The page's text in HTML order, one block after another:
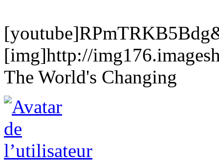
[img]http://
The World's Changing